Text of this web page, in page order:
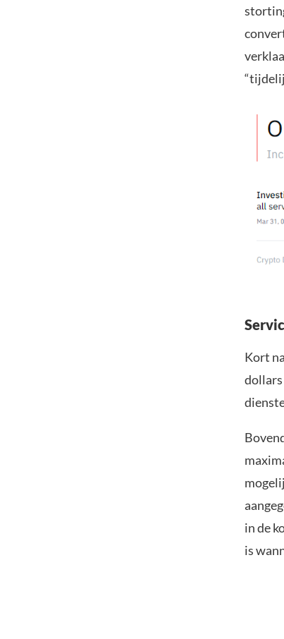
Kort
dollars
in de
is